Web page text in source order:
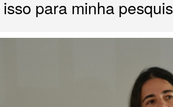
para minha